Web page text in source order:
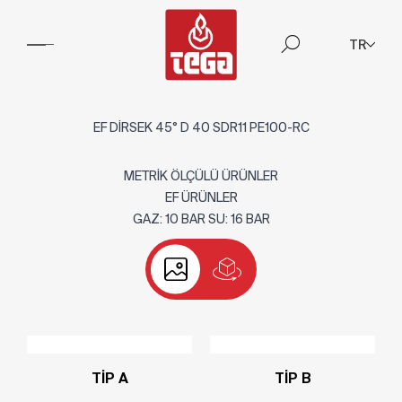
TR
EF DİRSEK 45° D 40 SDR11 PE100-RC
METRİK ÖLÇÜLÜ ÜRÜNLER
EF ÜRÜNLER
GAZ: 10 BAR SU: 16 BAR
TİP A TİP B